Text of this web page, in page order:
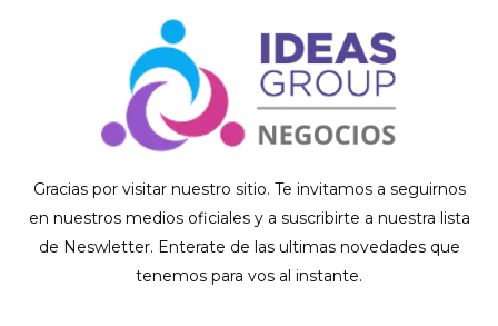
Gracias por visitar nuestro sitio. Te invitamos a seguirnos
en nuestros medios oficiales y a suscribirte a nuestra lista
de Neswletter. Enterate de las ultimas novedades que
tenemos para vos al instante.